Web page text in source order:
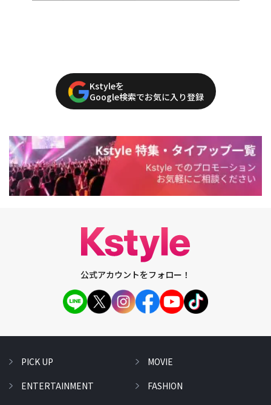
Kstyleを
Google検索でお気に入り登録
公式アカウントをフォロー！
PICK UP
ENTERTAINMENT
MOVIE
FASHION